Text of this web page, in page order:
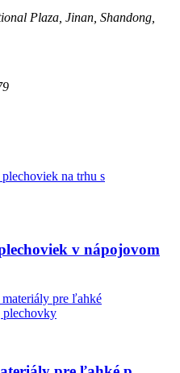
Plaza, Jinan, Shandong,
v nápojovom